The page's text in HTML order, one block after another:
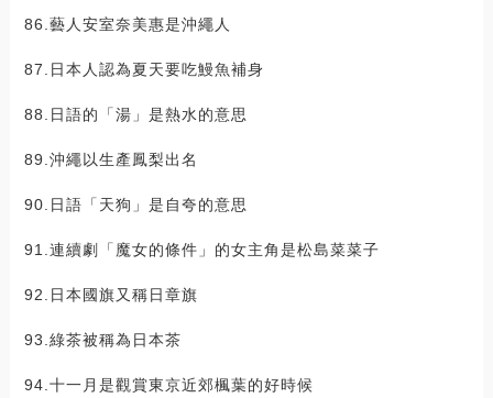
86.藝人安室奈美惠是沖繩人
87.日本人認為夏天要吃鰻魚補身
88.日語的「湯」是熱水的意思
89.沖繩以生產鳳梨出名
90.日語「天狗」是自夸的意思
91.連續劇「魔女的條件」的女主角是松島菜菜子
92.日本國旗又稱日章旗
93.綠茶被稱為日本茶
94.十一月是觀賞東京近郊楓葉的好時候